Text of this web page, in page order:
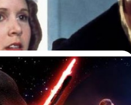
days ago
ลายของ Star Wars: The
ก่อนชมจริงอังคารนี้